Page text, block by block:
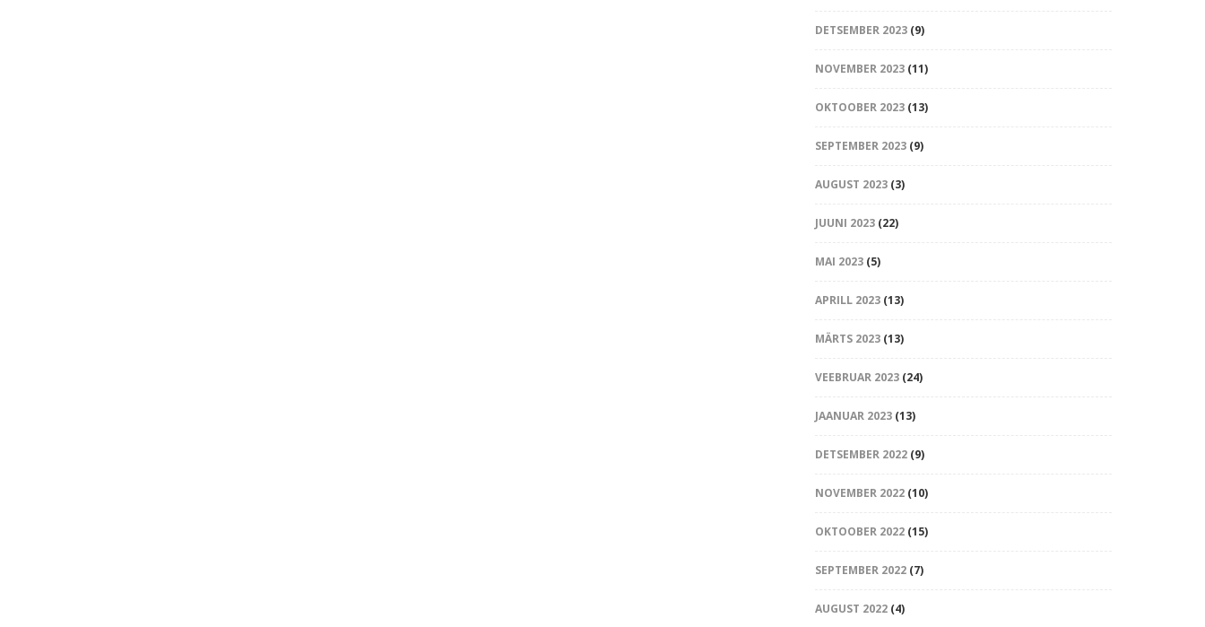
DETSEMBER 2023(9)
NOVEMBER 2023(11)
OKTOOBER 2023(13)
SEPTEMBER 2023(9)
AUGUST 2023(3)
JUUNI 2023(22)
MAI 2023(5)
APRILL 2023(13)
MÄRTS 2023(13)
VEEBRUAR 2023(24)
JAANUAR 2023(13)
DETSEMBER 2022(9)
NOVEMBER 2022(10)
OKTOOBER 2022(15)
SEPTEMBER 2022(7)
AUGUST 2022(4)